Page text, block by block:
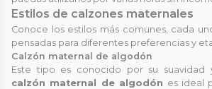
Estilos de calzones maternales
Conoce los estilos más comunes, cada
pensadas para diferentes preferencias y
Calzón maternal de algodón
Este tipo es conocido por su suavidad
calzón maternal de algodón es ideal